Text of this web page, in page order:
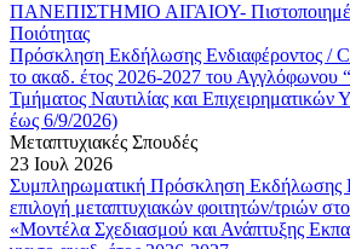
ΠΑΝΕΠΙΣΤΗΜΙΟ ΑΙΓΑΙΟΥ-
Ποιότητας
Πρόσκληση Εκδήλωσης Ενδιαφέροντος /
το ακαδ. έτος 2026-2027 του Αγγλόφωνου
Τμήματος Ναυτιλίας και
έως 6/9/2026)
Μεταπτυχιακές Σπουδές
23 Ιουλ 2026
Συμπληρωματική Πρόσκληση Εκδήλωσης
επιλογή μεταπτυχιακών φοιτητών/τριών
«Μοντέλα Σχεδιασμού και Ανάπτυξης